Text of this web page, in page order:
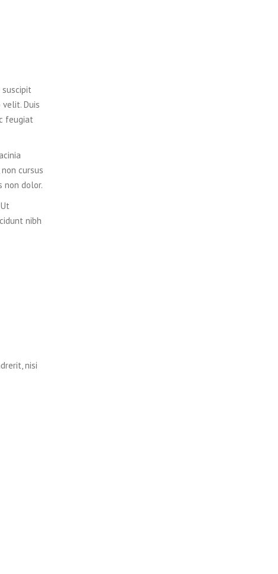
suscipit
Duis
feugiat
cursus
non dolor.
nibh
nisi